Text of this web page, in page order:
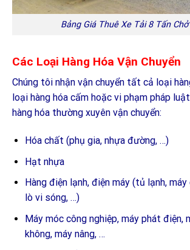
Bảng Giá Thuê Xe Tải 8 Tấn
Các Loại Hàng Hóa Vận Chuyển
Chúng tôi nhận vận chuyển tất cả loại
loại hàng hóa cấm hoặc vi phạm pháp
hàng hóa thường xuyên vận chuyển:
Hóa chất (phụ gia, nhựa đường, …)
Hạt nhựa
Hàng điện lạnh, điện máy (tủ lạnh,
lò vi sóng, …)
Máy móc công nghiệp, máy phát điện,
không, máy nâng, …